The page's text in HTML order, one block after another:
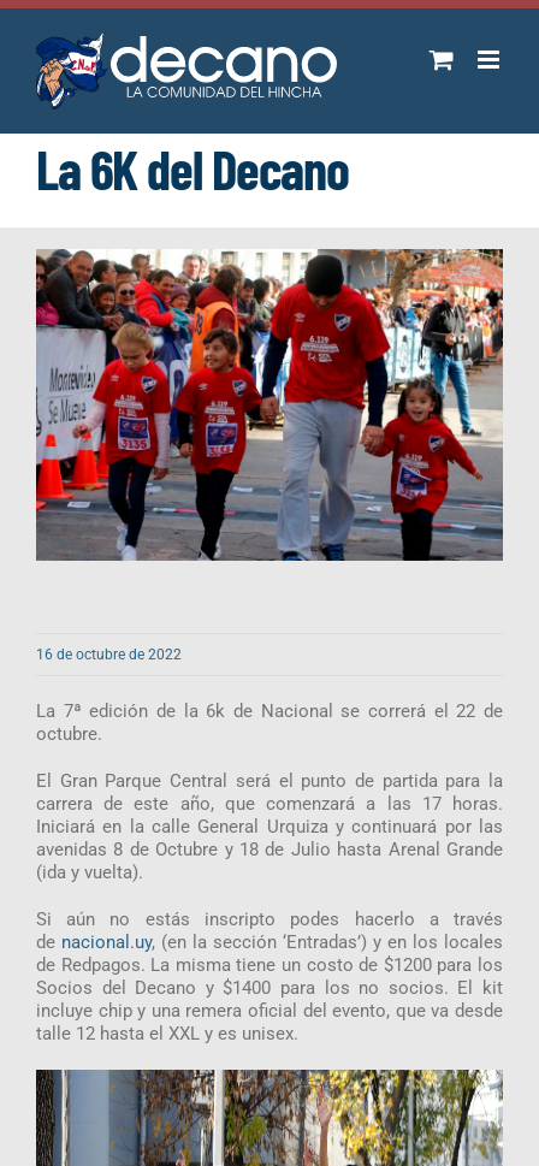
Saltar
contenido
La 6K del Decano
16 de octubre de 2022
La 7ª edición de la 6k de Nacional se correrá el 22 de
octubre.
El Gran Parque Central será el punto de partida para la
carrera de este año, que comenzará a las 17 horas.
Iniciará en la calle General Urquiza y continuará por las
avenidas 8 de Octubre y 18 de Julio hasta Arenal Grande
(ida y vuelta).
Si aún no estás inscripto podes hacerlo a través
de nacional.uy, (en la sección ‘Entradas’) y en los locales
de Redpagos. La misma tiene un costo de $1200 para los
Socios del Decano y $1400 para los no socios. El kit
incluye chip y una remera oficial del evento, que va desde
talle 12 hasta el XXL y es unisex.